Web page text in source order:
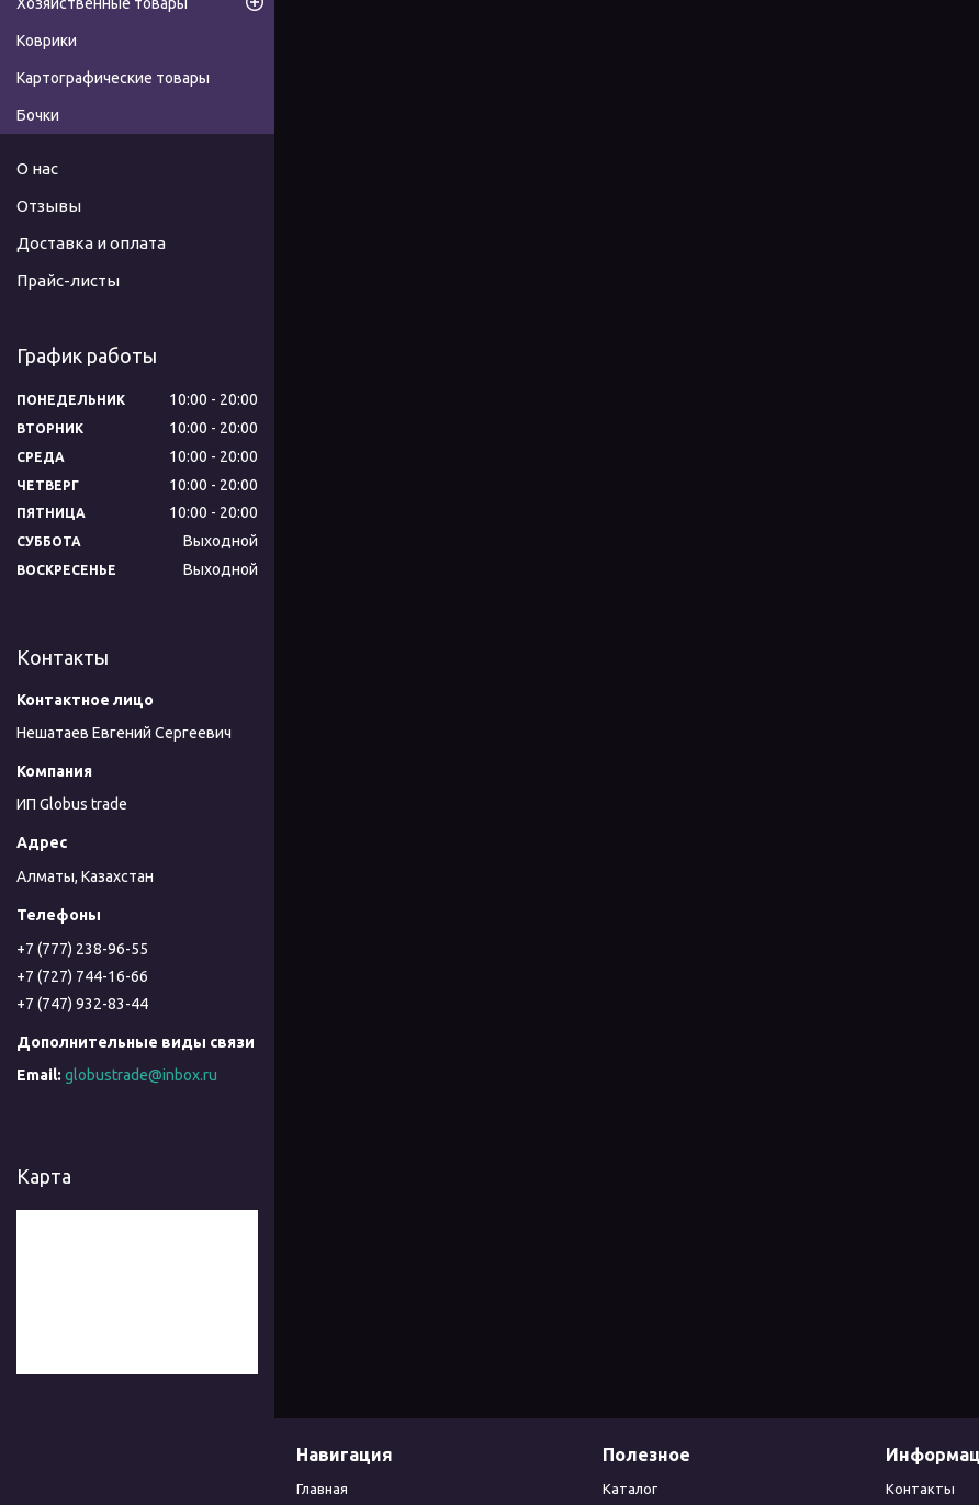
Коврики
Картографические товары
Бочки
О нас
Отзывы
Доставка и оплата
Прайс-листы
График работы
ПОНЕДЕЛЬНИК 10:00 20:00
ВТОРНИК 10:00 20:00
СРЕДА 10:00 20:00
ЧЕТВЕРГ 10:00 20:00
ПЯТНИЦА 10:00 20:00
СУББОТА Выходной
ВОСКРЕСЕНЬЕ Выходной
Контакты
Нешатаев Евгений Сергеевич
ИП Globus trade
Алматы, Казахстан
+7 (777) 238-96-55
+7 (727) 744-16-66
+7 (747) 932-83-44
globustrade@inbox.ru
Карта
Навигация
Главная
Полезное
Каталог
Контакты